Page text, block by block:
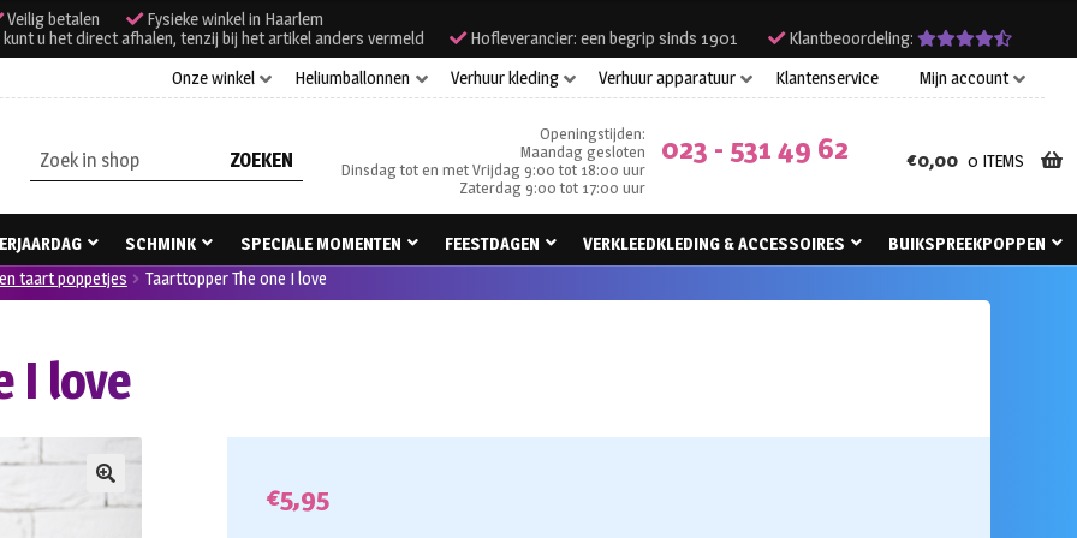
Veilig betalen
Fysieke winkel in Haarlem
u het direct afhalen, tenzij bij het artikel anders vermeld
Hofleverancier: een begrip sinds 1901
Klantbeoordeling:
Onze winkel
Heliumballonnen Verhuur kleding Verhuur apparatuur Klantenservice Mijn account
Zoeken
naar:
Openingstijden:
Maandag gesloten
Dinsdag tot en met Vrijdag 9:00 tot 18:00 uur
Zaterdag 9:00 tot 17:00 uur
023 - 531 49 62 €0,00 0 ITEMS
SCHMINK SPECIALE MOMENTEN FEESTDAGEN VERKLEEDKLEDING & ACCESSOIRES
BUIKSPREEKPOPPEN
taart poppetjes Taarttopper The one I love
I love
🔍 €5,95